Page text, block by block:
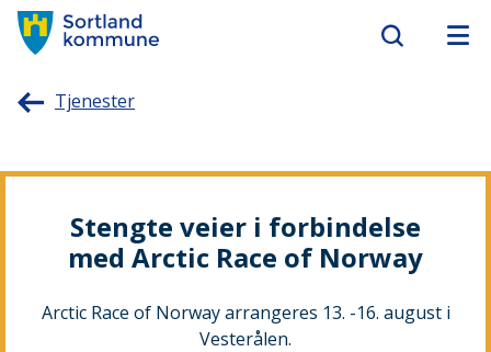
kommune
Tjenester
Stengte veier i forbindelse
med Arctic Race of Norway
Arctic Race of Norway arrangeres 13. -16. august i
Vesterålen.